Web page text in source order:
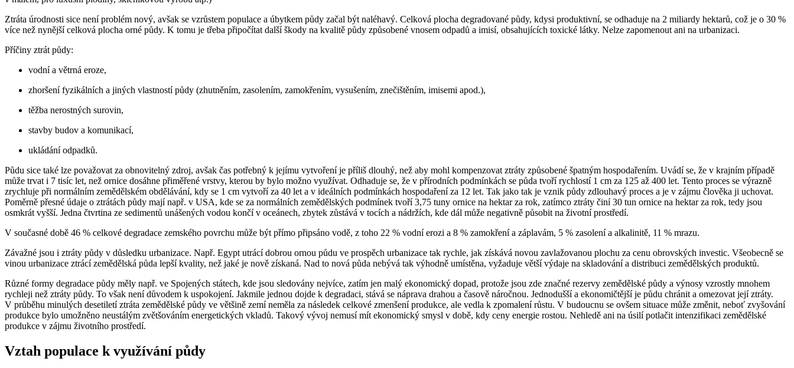
Ztráta úrodnosti sice není problém nový, avšak se vzrůstem populace a úbytkem půdy začal být naléhavý. Celková plocha degradované půdy, kdysi produktivní, se odhaduje na 2 miliardy hektarů, což je o 30 %
více než nynější celková plocha orné půdy. K tomu je třeba připočítat další škody na kvalitě půdy způsobené vnosem odpadů a imisí, obsahujících toxické látky. Nelze zapomenout ani na urbanizaci.
Příčiny ztrát půdy:
vodní a větrná eroze,
zhoršení fyzikálních a jiných vlastností půdy (zhutněním, zasolením, zamokřením, vysušením, znečištěním, imisemi apod.),
těžba nerostných surovin,
stavby budov a komunikací,
ukládání odpadků.
Půdu sice také lze považovat za obnovitelný zdroj, avšak čas potřebný k jejímu vytvoření je příliš dlouhý, než aby mohl kompenzovat ztráty způsobené špatným hospodařením. Uvádí se, že v krajním případě
může trvat i 7 tisíc let, než ornice dosáhne přiměřené vrstvy, kterou by bylo možno využívat. Odhaduje se, že v přírodních podmínkách se půda tvoří rychlostí 1 cm za 125 až 400 let. Tento proces se výrazně
zrychluje při normálním zemědělském obdělávání, kdy se 1 cm vytvoří za 40 let a v ideálních podmínkách hospodaření za 12 let. Tak jako tak je vznik půdy zdlouhavý proces a je v zájmu člověka ji uchovat.
Poměrně přesné údaje o ztrátách půdy mají např. v USA, kde se za normálních zemědělských podmínek tvoří 3,75 tuny ornice na hektar za rok, zatímco ztráty činí 30 tun ornice na hektar za rok, tedy jsou
osmkrát vyšší. Jedna čtvrtina ze sedimentů unášených vodou končí v oceánech, zbytek zůstává v tocích a nádržích, kde dál může negativně působit na životní prostředí.
V současné době 46 % celkové degradace zemského povrchu může být přímo připsáno vodě, z toho 22 % vodní erozi a 8 % zamokření a záplavám, 5 % zasolení a alkalinitě, 11 % mrazu.
Závažné jsou i ztráty půdy v důsledku urbanizace. Např. Egypt utrácí dobrou ornou půdu ve prospěch urbanizace tak rychle, jak získává novou zavlažovanou plochu za cenu obrovských investic. Všeobecně se
vinou urbanizace ztrácí zemědělská půda lepší kvality, než jaké je nově získaná. Nad to nová půda nebývá tak výhodně umístěna, vyžaduje větší výdaje na skladování a distribuci zemědělských produktů.
Různé formy degradace půdy měly např. ve Spojených státech, kde jsou sledovány nejvíce, zatím jen malý ekonomický dopad, protože jsou zde značné rezervy zemědělské půdy a výnosy vzrostly mnohem
rychleji než ztráty půdy. To však není důvodem k uspokojení. Jakmile jednou dojde k degradaci, stává se náprava drahou a časově náročnou. Jednodušší a ekonomičtější je půdu chránit a omezovat její ztráty.
V průběhu minulých desetiletí ztráta zemědělské půdy ve většině zemí neměla za následek celkové zmenšení produkce, ale vedla k zpomalení růstu. V budoucnu se ovšem situace může změnit, neboť zvyšování
produkce bylo umožněno neustálým zvětšováním energetických vkladů. Takový vývoj nemusí mít ekonomický smysl v době, kdy ceny energie rostou. Nehledě ani na úsilí potlačit intenzifikaci zemědělské
produkce v zájmu životního prostředí.
Vztah populace k využívání půdy